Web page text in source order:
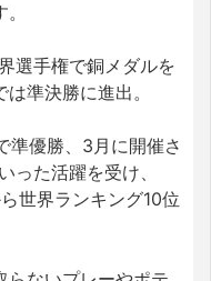
選手権で銅メダルを
準決勝に進出。
準優勝、3月に開催さ
った活躍を受け、
世界ランキング10位